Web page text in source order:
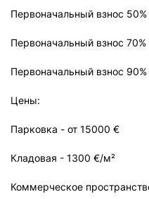
Первоначальный взнос
Первоначальный взнос
Первоначальный взнос
Цены:
Парковка - от 15000 €
Кладовая - 1300 €/м²
Коммерческое